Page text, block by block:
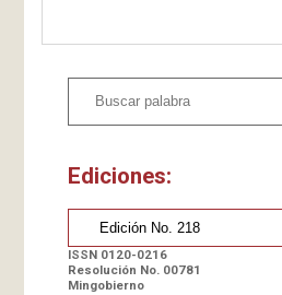
independencia, república, ciencia en
Ediciones:
ISSN 0120-0216
Resolución No. 00781
Mingobierno